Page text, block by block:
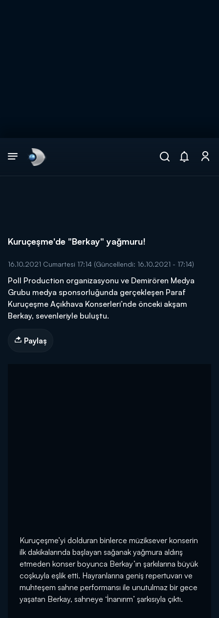
Kuruçeşme'de "Berkay" yağmuru!
16.10.2021 Cumartesi 17:14 (Güncellendi: 16.10.2021 - 17:14)
Poll Production organizasyonu ve Demirören Medya
Grubu medya sponsorluğunda gerçekleşen Paraf
Kuruçeşme Açıkhava Konserleri’nde önceki akşam
Berkay, sevenleriyle buluştu.
Paylaş
Kuruçeşme’yi dolduran binlerce müziksever konserin
ilk dakikalarında başlayan sağanak yağmura aldırış
etmeden konser boyunca Berkay’ın şarkılarına büyük
coşkuyla eşlik etti. Hayranlarına geniş repertuvarı ve
muhteşem sahne performansı ile unutulmaz bir gece
yaşatan Berkay, sahneye ‘İnanırım’ şarkısıyla çıktı.